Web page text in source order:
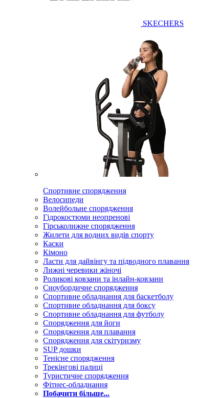
SKECHERS
Спортивне спорядження
Велосипеди
Волейбольне спорядження
Гідрокостюми неопренові
Гірськолижне спорядження
Жилети для водних видів спорту
Каски
Кімоно
Ласти для дайвінгу та підводного плавання
Лижні черевики жіночі
Роликові ковзани та інлайн-ковзани
Сноубордичне спорядження
Спортивне обладнання для баскетболу
Спортивне обладнання для боксу
Спортивне обладнання для футболу
Спорядження для йоги
Спорядження для плавання
Спорядження для скітуризму
SUP дошки
Тенісне спорядження
Трекінгові палиці
Туристичне спорядження
Фітнес-обладнання
Побачити більше...